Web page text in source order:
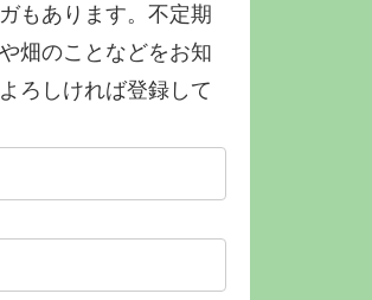
もあります。不定期
畑のことなどをお知
ろしければ登録して